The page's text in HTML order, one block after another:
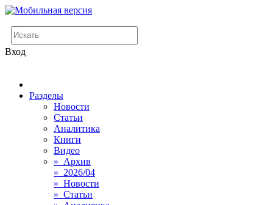
Вход
Разделы
Новости
Статьи
Аналитика
Книги
Видео
» Архив
» 2026/04
» Новости
» Статьи